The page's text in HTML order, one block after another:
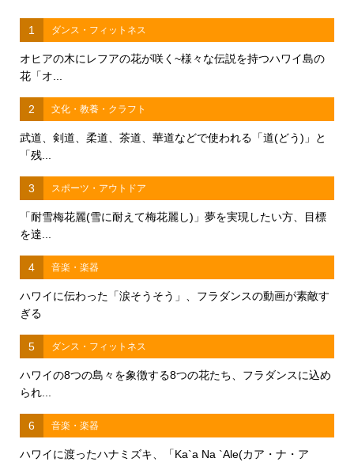
1 ダンス・フィットネス
オヒアの木にレフアの花が咲く~様々な伝説を持つハワイ島の
花「オ...
2 文化・教養・クラフト
武道、剣道、柔道、茶道、華道などで使われる「道(どう)」と
「残...
3 スポーツ・アウトドア
「耐雪梅花麗(雪に耐えて梅花麗し)」夢を実現したい方、目標
を達...
4 音楽・楽器
ハワイに伝わった「涙そうそう」、フラダンスの動画が素敵す
ぎる
5 ダンス・フィットネス
ハワイの8つの島々を象徴する8つの花たち、フラダンスに込め
られ...
6 音楽・楽器
ハワイに渡ったハナミズキ、「Ka`a Na `Ale(カア・ナ・ア